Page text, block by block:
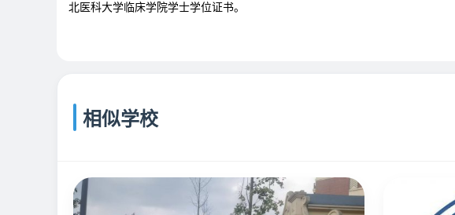
北医科大学临床学院学士学位证书。
相似学校